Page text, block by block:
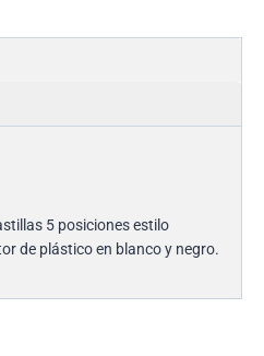
5 posiciones estilo
de plástico en blanco y negro.